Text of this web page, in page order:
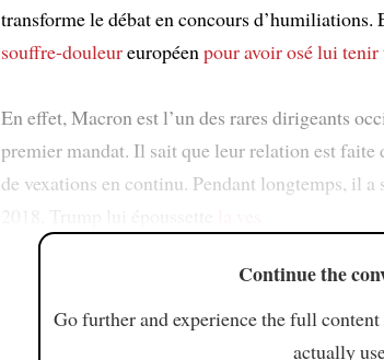
transforme le débat en concours d’humiliations.
souffre-douleureuropéen pour avoir osé lui tenir
En effet, Macron est l’un des rares dirigeants
premier mandat. Il sait que leur relation est faite
de vexations en continu. Pendant longtemps, il
Continue the
Go further and experience the full
actually